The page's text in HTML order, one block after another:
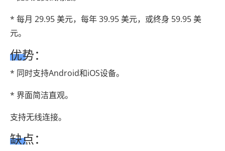
* 每月 29.95 美元，每年 39.95 美元，或终身 59.95 美
元。
优势：
* 同时支持Android和iOS设备。
* 界面简洁直观。
支持无线连接。
缺点：